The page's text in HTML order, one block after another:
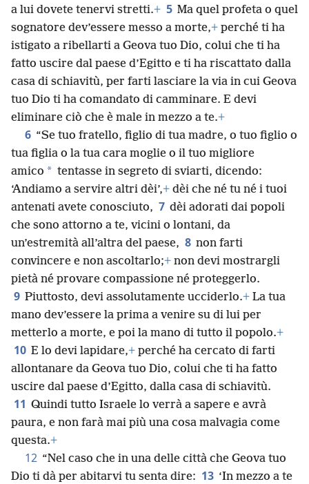
a lui dovete tenervi stretti.+ 5 Ma quel profeta o quel
sognatore dev’essere messo a morte,+ perché ti ha
istigato a ribellarti a Geova tuo Dio, colui che ti ha
fatto uscire dal paese d’Egitto e ti ha riscattato dalla
casa di schiavitù, per farti lasciare la via in cui Geova
tuo Dio ti ha comandato di camminare. E devi
eliminare ciò che è male in mezzo a te.+
6 “Se tuo fratello, figlio di tua madre, o tuo figlio o
tua figlia o la tua cara moglie o il tuo migliore
amico * tentasse in segreto di sviarti, dicendo:
‘Andiamo a servire altri dèi’,+ dèi che né tu né i tuoi
antenati avete conosciuto, 7 dèi adorati dai popoli
che sono attorno a te, vicini o lontani, da
un’estremità all’altra del paese, 8 non farti
convincere e non ascoltarlo;+ non devi mostrargli
pietà né provare compassione né proteggerlo.
9 Piuttosto, devi assolutamente ucciderlo.+ La tua
mano dev’essere la prima a venire su di lui per
metterlo a morte, e poi la mano di tutto il popolo.+
10 E lo devi lapidare,+ perché ha cercato di farti
allontanare da Geova tuo Dio, colui che ti ha fatto
uscire dal paese d’Egitto, dalla casa di schiavitù.
11 Quindi tutto Israele lo verrà a sapere e avrà
paura, e non farà mai più una cosa malvagia come
questa.+
12 “Nel caso che in una delle città che Geova tuo
Dio ti dà per abitarvi tu senta dire: 13 ‘In mezzo a te